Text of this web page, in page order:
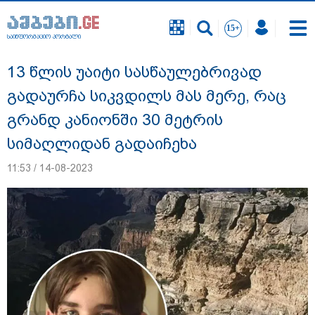
საინფორმაციო პორტალი
სასკოლო ფორმების ჩინეთიდან
საქართველოში მოწოდება სამ ეტაპად
მოხდება - დეტალები
საინფორმაციო პორტალი
13 წლის უაიტი სასწაულებრივად
გადაურჩა სიკვდილს მას მერე, რაც
გრანდ კანიონში 30 მეტრის
სიმაღლიდან გადაიჩეხა
11:53 / 14-08-2023